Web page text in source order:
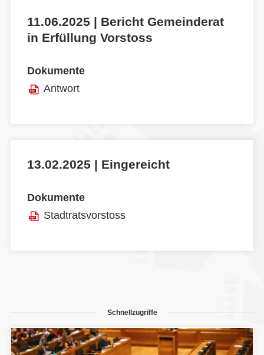
11.06.2025 | Bericht Gemeinderat
in Erfüllung Vorstoss
Dokumente
Antwort
13.02.2025 | Eingereicht
Dokumente
Stadtratsvorstoss
Schnellzugriffe